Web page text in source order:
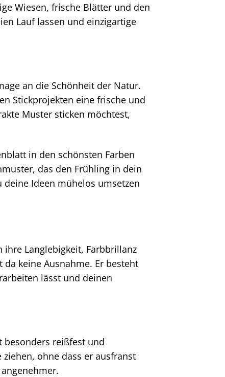
Wiesen, frische Blätter und den
Lauf lassen und einzigartige
an die Schönheit der Natur.
Stickprojekten eine frische und
Muster sticken möchtest,
in den schönsten Farben
das den Frühling in dein
Ideen mühelos umsetzen
Langlebigkeit, Farbbrillanz
keine Ausnahme. Er besteht
lässt und deinen
besonders reißfest und
ohne dass er ausfranst